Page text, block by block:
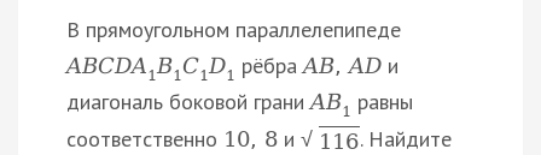
В прямоугольном параллелепипеде
ABCDA 1B1C1D1 рёбраAB, ADи
диагональ боковой граниAB1 равны
соответственно 10, 8и √ 116. Найдите